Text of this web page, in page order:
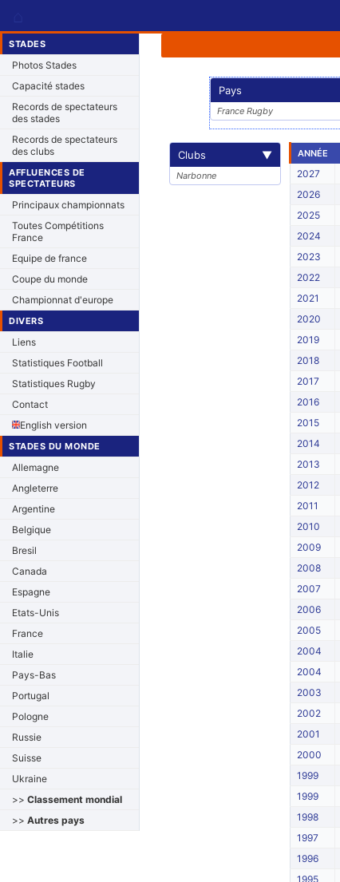
STADES
Photos Stades
Capacité stades
Records de spectateurs
des stades
Records de spectateurs
des clubs
AFFLUENCES DE
SPECTATEURS
Principaux championnats
Toutes Compétitions
France
Equipe de france
Coupe du monde
Championnat d'europe
DIVERS
Liens
Statistiques Football
Statistiques Rugby
Contact
English version
STADES DU MONDE
Allemagne
Angleterre
Argentine
Belgique
Bresil
Canada
Espagne
Etats-Unis
France
Italie
Pays-Bas
Portugal
Pologne
Russie
Suisse
Ukraine
>> Classement mondial
>> Autres pays
Pays
France Rugby
Clubs ▼
Narbonne
ANNÉE
2027
2026
2025
2024
2023
2022
2021
2020
2019
2018
2017
2016
2015
2014
2013
2012
2011
2010
2009
2008
2007
2006
2005
2004
2004
2003
2002
2001
2000
1999
1999
1998
1997
1996
1995